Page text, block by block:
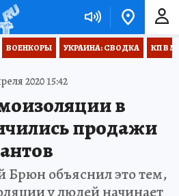
ВОЕНКОРЫ УКРАИНА: СВОДКА КП В
2020 15:42
в
продажи
Брюн объяснил это тем,
у людей начинает